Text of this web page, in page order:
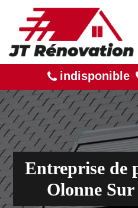
indisponible
Entreprise de
Olonne